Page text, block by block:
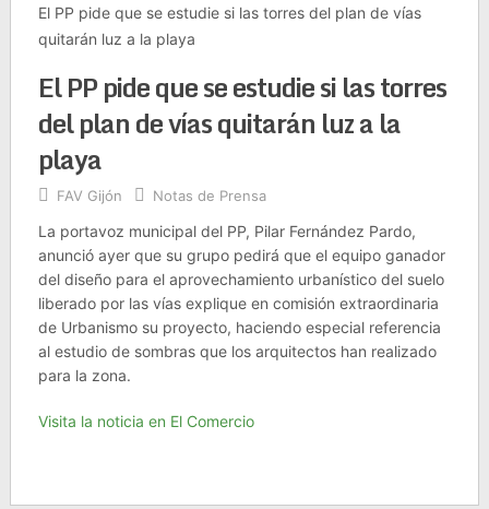
El PP pide que se estudie si las torres del plan de vías
quitarán luz a la playa
El PP pide que se estudie si las torres
del plan de vías quitarán luz a la
playa
FAV Gijón Notas de Prensa
La portavoz municipal del PP, Pilar Fernández Pardo,
anunció ayer que su grupo pedirá que el equipo ganador
del diseño para el aprovechamiento urbanístico del suelo
liberado por las vías explique en comisión extraordinaria
de Urbanismo su proyecto, haciendo especial referencia
al estudio de sombras que los arquitectos han realizado
para la zona.
Visita la noticia en El Comercio